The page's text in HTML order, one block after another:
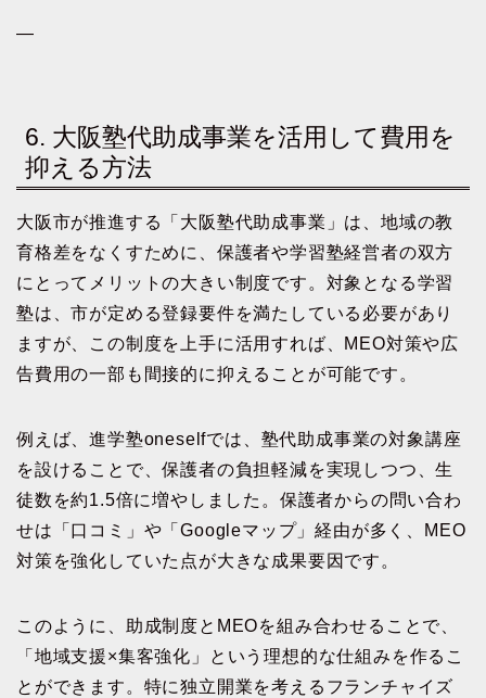
—
6. 大阪塾代助成事業を活用して費用を
抑える方法
大阪市が推進する「大阪塾代助成事業」は、地域の教
育格差をなくすために、保護者や学習塾経営者の双方
にとってメリットの大きい制度です。対象となる学習
塾は、市が定める登録要件を満たしている必要があり
ますが、この制度を上手に活用すれば、MEO対策や広
告費用の一部も間接的に抑えることが可能です。
例えば、進学塾oneselfでは、塾代助成事業の対象講座
を設けることで、保護者の負担軽減を実現しつつ、生
徒数を約1.5倍に増やしました。保護者からの問い合わ
せは「口コミ」や「Googleマップ」経由が多く、MEO
対策を強化していた点が大きな成果要因です。
このように、助成制度とMEOを組み合わせることで、
「地域支援×集客強化」という理想的な仕組みを作るこ
とができます。特に独立開業を考えるフランチャイズ